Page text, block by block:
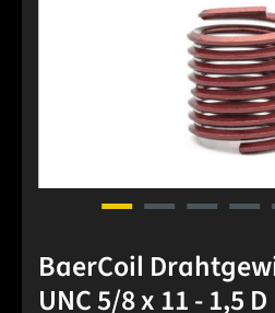
BaerCoil
UNC 5/8 x 11 - 1,5